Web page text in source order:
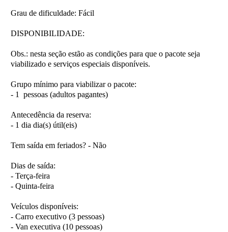
Grau de dificuldade: Fácil
DISPONIBILIDADE:
Obs.: nesta seção estão as condições para que o pacote seja
viabilizado e serviços especiais disponíveis.
Grupo mínimo para viabilizar o pacote:
- 1 pessoas (adultos pagantes)
Antecedência da reserva:
- 1 dia dia(s) útil(eis)
Tem saída em feriados? - Não
Dias de saída:
- Terça-feira
- Quinta-feira
Veículos disponíveis:
- Carro executivo (3 pessoas)
- Van executiva (10 pessoas)